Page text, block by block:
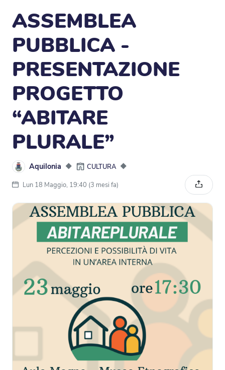
ASSEMBLEA
PUBBLICA -
PRESENTAZIONE
PROGETTO
“ABITARE
PLURALE”
Aquilonia ◆ CULTURA ◆
Lun 18 Maggio, 19:40 (3 mesi fa)